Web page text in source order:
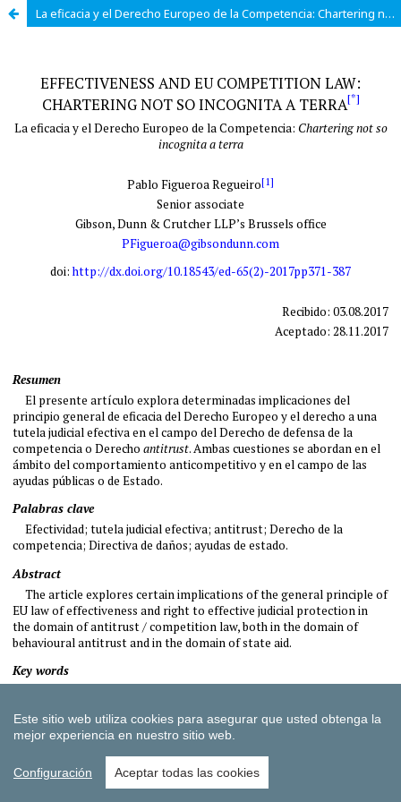
La eficacia y el Derecho Europeo de la Competencia: Chartering not so incognita a terra
Este sitio web utiliza cookies para asegurar que usted obtenga la
mejor experiencia en nuestro sitio web.
Configuración Aceptar todas las cookies